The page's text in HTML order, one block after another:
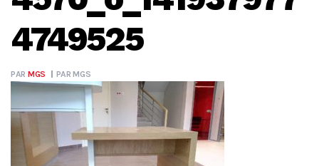
4749525
PAR MGS PARMGS